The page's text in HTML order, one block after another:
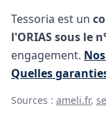
Tessoria est un
l'ORIAS sous le
engagement.
Quelles
Sources : ameli.fr,